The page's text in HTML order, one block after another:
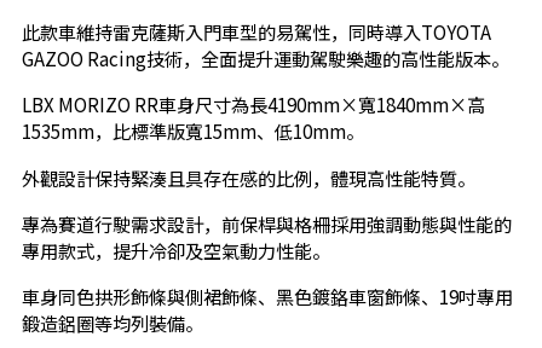
此款車維持雷克薩斯入門車型的易駕性，同時導入TOYOTA
GAZOO Racing技術，全面提升運動駕駛樂趣的高性能版本。
LBX MORIZO RR車身尺寸為長4190mm×寬1840mm×高
1535mm，比標準版寬15mm、低10mm。
外觀設計保持緊湊且具存在感的比例，體現高性能特質。
專為賽道行駛需求設計，前保桿與格柵採用強調動態與性能的
專用款式，提升冷卻及空氣動力性能。
車身同色拱形飾條與側裙飾條、黑色鍍鉻車窗飾條、19吋專用
鍛造鋁圈等均列裝備。